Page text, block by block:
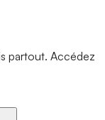
partout. Accédez